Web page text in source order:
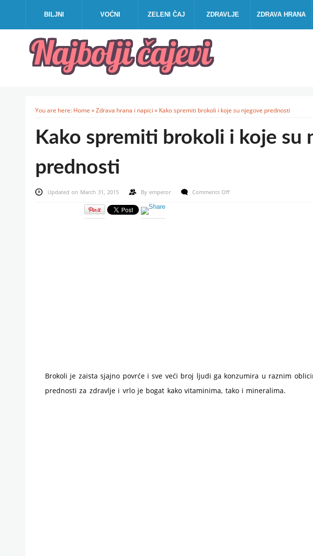
BILJNI VOĆNI ZELENI ČAJ ZDRAVLJE ZDRAVA HRANA
You are here: Home »Zdrava hrana i napici » Kako spremiti brokoli i koje su njegove prednosti
Kako spremiti brokoli i koje su
prednosti
Updated on March 31, 2015 By emperor Comments Offon
Brokoli je zaista sjajno povrće i sve veći broj ljudi ga konzumira u raznim
prednosti za zdravlje i vrlo je bogat kako vitaminima, tako i mineralima.